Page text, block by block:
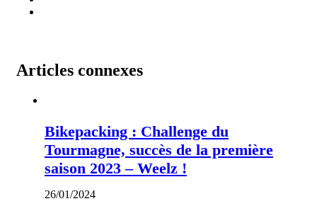
Articles connexes
Bikepacking : Challenge du
Tourmagne, succès de la première
saison 2023 – Weelz !
26/01/2024